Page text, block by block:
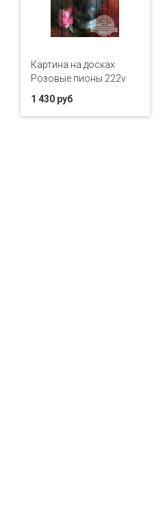
Картина на досках
Розовые пионы 222v
1 430 руб